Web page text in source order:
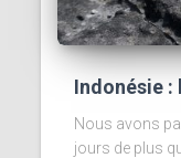
Indonésie :
Nous avons
jours de plus